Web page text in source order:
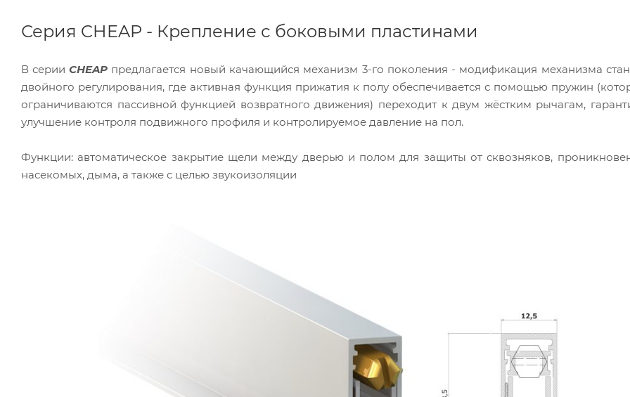
Серия CHEAP - Крепление с боковыми пластинами
В серии CHEAP предлагается новый качающийся механизм 3-го поколения - модификация механизма
двойного регулирования, где активная функция прижатия к полу обеспечивается с помощью пружин
ограничиваются пассивной функцией возвратного движения) переходит к двум жёстким рычагам,
улучшение контроля подвижного профиля и контролируемое давление на пол.
Функции: автоматическое закрытие щели между дверью и полом для защиты от сквозняков,
насекомых, дыма, а также с целью звукоизоляции